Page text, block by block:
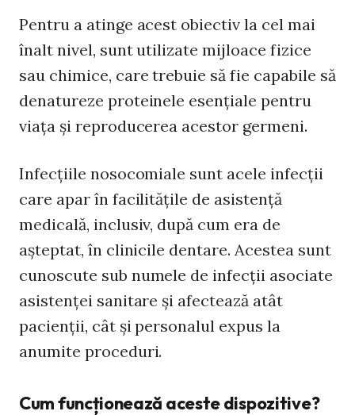
Pentru a atinge acest obiectiv la cel mai
înalt nivel, sunt utilizate mijloace fizice
sau chimice, care trebuie să fie capabile să
denatureze proteinele esențiale pentru
viața și reproducerea acestor germeni.
Infecțiile nosocomiale sunt acele infecții
care apar în facilitățile de asistență
medicală, inclusiv, după cum era de
așteptat, în clinicile dentare. Acestea sunt
cunoscute sub numele de infecții asociate
asistenței sanitare și afectează atât
pacienții, cât și personalul expus la
anumite proceduri.
Cum funcționează aceste dispozitive?